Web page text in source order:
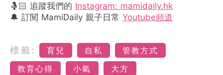
🤱🏻 追蹤我們的 Instagram: mamidaily.hk
🔔 訂閱 MamiDaily 親子日常 Youtube頻道
標籤: 育兒 自私
管教方式
教育心得
小氣 大方